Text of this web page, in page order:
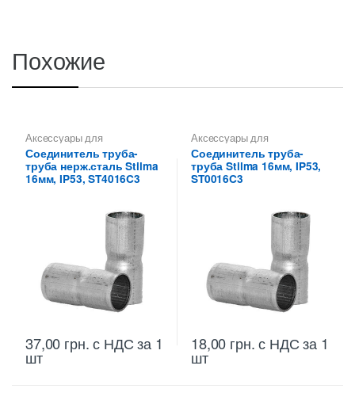
Похожие
Аксессуары для
металлических труб ,
Соединители для
металлических труб Stilma
Соединитель труба-
труба нерж.сталь Stilma
16мм, IP53, ST4016C3
37,00 грн.с НДС за 1
шт
Аксессуары для
металлических труб ,
Соединители для
металлических труб Stilma
Соединитель труба-
труба Stilma 16мм, IP53,
ST0016C3
18,00 грн.с НДС за 1
шт